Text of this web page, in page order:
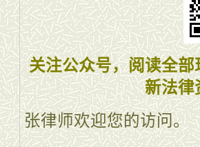
关注公众号，阅读全
新法律
张律师欢迎您的访问。